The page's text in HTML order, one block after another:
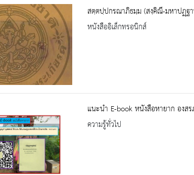
สตฺตปฺปกรณาภิธมฺม (สงฺคิณี-มหาปฏฺฐ
หนังสืออิเล็กทรอนิกส์
แนะนำ E-book หนังสือหายาก องส
ความรู้ทั่วไป